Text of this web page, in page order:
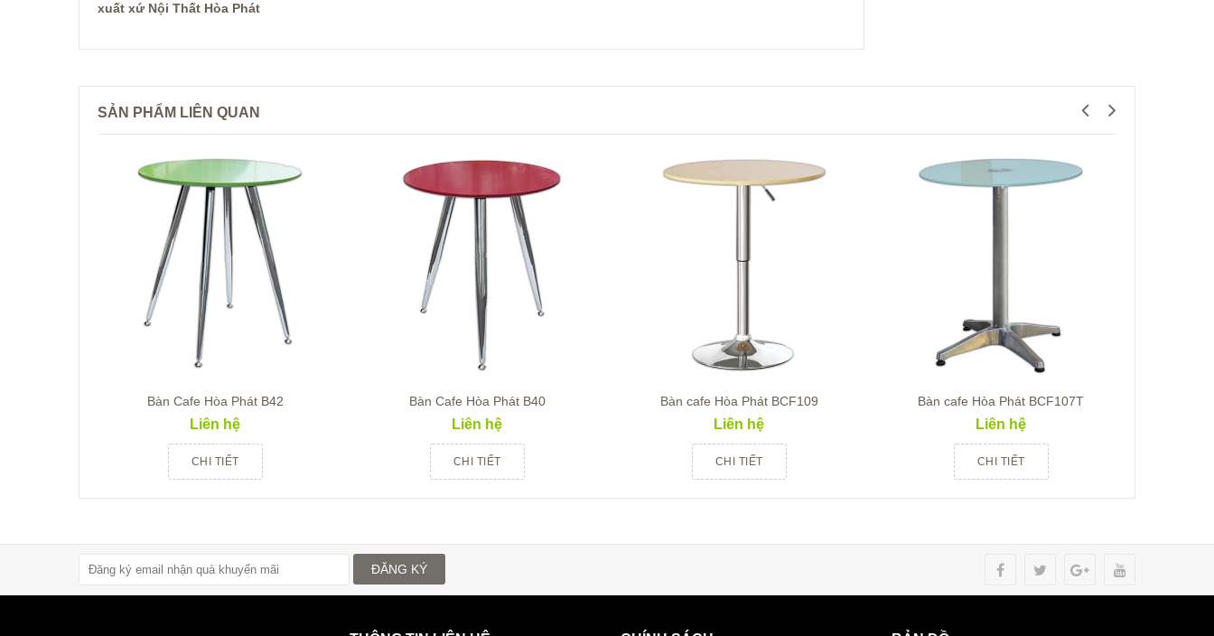
xuất xứ Nội Thất Hòa Phát
SẢN PHẨM LIÊN QUAN
Bàn Cafe Hòa Phát B42
Liên hệ
CHI TIẾT
Bàn Cafe Hòa Phát B40
Liên hệ
CHI TIẾT
Bàn cafe Hòa Phát BCF109
Liên hệ
CHI TIẾT
Bàn cafe Hòa Phát BCF107T
Liên hệ
CHI TIẾT
ĐĂNG KÝ